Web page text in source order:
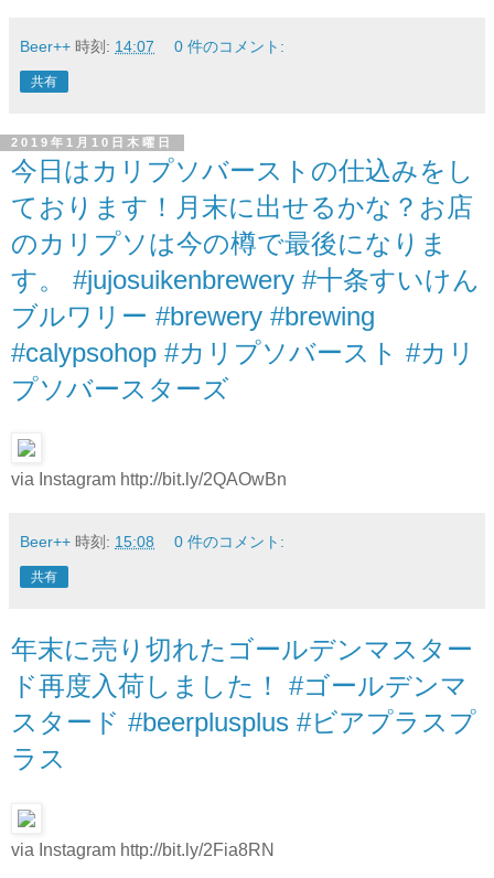
Beer++ 時刻: 14:07 0 件のコメント:
共有
2019年1月10日木曜日
今日はカリプソバーストの仕込みをし
ております！月末に出せるかな？お店
のカリプソは今の樽で最後になりま
す。 #jujosuikenbrewery #十条すいけん
ブルワリー #brewery #brewing
#calypsohop #カリプソバースト #カリ
プソバースターズ
via Instagram http://bit.ly/2QAOwBn
Beer++ 時刻: 15:08 0 件のコメント:
共有
年末に売り切れたゴールデンマスター
ド再度入荷しました！ #ゴールデンマ
スタード #beerplusplus #ビアプラスプ
ラス
via Instagram http://bit.ly/2Fia8RN